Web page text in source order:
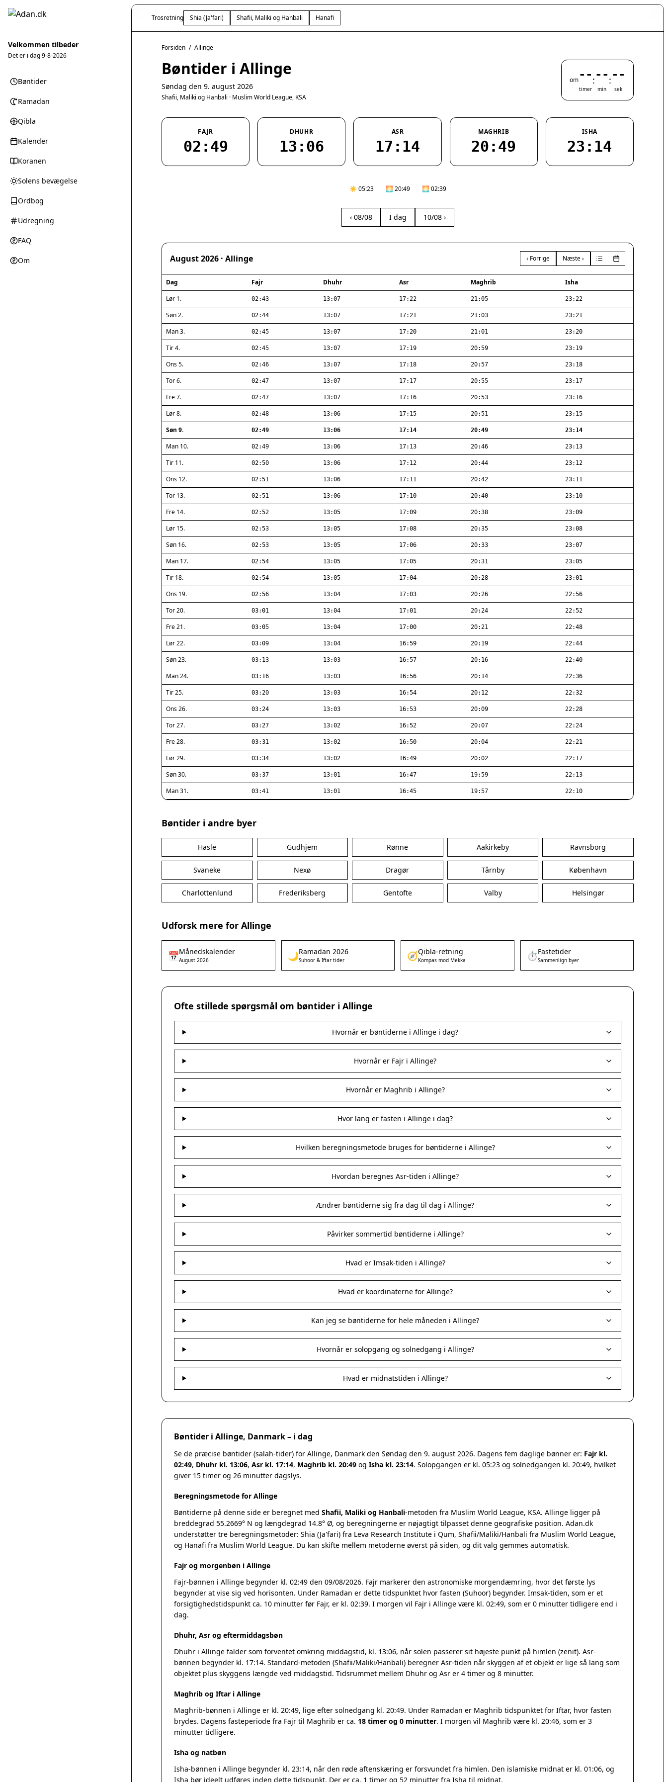
Velkommen tilbeder
Det er i dag9-8-2026
Bøntider
Ramadan
Qibla
Kalender
Koranen
Solens bevægelse
Ordbog
Udregning
FAQ
Om
Trosretning Shia (Ja'fari) Shafii, Maliki og Hanbali Hanafi
Forsiden / Allinge
Bøntider i Allinge
Søndag den 9. august 2026
Shafii, Maliki og Hanbali · Muslim World League, KSA
om--
timer
:--
min
:--
sek
FAJR
02:49
DHUHR
13:06
ASR
17:14
MAGHRIB
20:49
ISHA
23:14
☀️ 05:23 🌅 20:49 🌅 02:39
‹ 08/08 I dag 10/08 ›
August 2026 · Allinge ‹ Forrige Næste ›
Dag Fajr Dhuhr Asr Maghrib
Isha
Lør 1.
02:43 13:07 17:22 21:05 23:22
Søn 2. 02:44 13:07 17:21 21:03 23:21
Man 3. 02:45 13:07 17:20 21:01 23:20
Tir 4. 02:45 13:07 17:19 20:59 23:19
Ons 5. 02:46 13:07 17:18 20:57 23:18
Tor 6. 02:47 13:07 17:17 20:55 23:17
Fre 7. 02:47 13:07 17:16 20:53 23:16
Lør 8. 02:48 13:06 17:15 20:51 23:15
Søn 9. 02:49 13:06 17:14 20:49 23:14
Man 10. 02:49 13:06 17:13 20:46 23:13
Tir 11. 02:50 13:06 17:12 20:44 23:12
Ons 12. 02:51 13:06 17:11 20:42 23:11
Tor 13. 02:51 13:06 17:10 20:40 23:10
Fre 14. 02:52 13:05 17:09 20:38 23:09
Lør 15. 02:53 13:05 17:08 20:35 23:08
Søn 16. 02:53 13:05 17:06 20:33 23:07
Man 17. 02:54 13:05 17:05 20:31 23:05
Tir 18. 02:54 13:05 17:04 20:28 23:01
Ons 19. 02:56 13:04 17:03 20:26 22:56
Tor 20. 03:01 13:04 17:01 20:24 22:52
Fre 21. 03:05 13:04 17:00 20:21 22:48
Lør 22. 03:09 13:04 16:59 20:19 22:44
Søn 23. 03:13 13:03 16:57 20:16 22:40
Man 24. 03:16 13:03 16:56 20:14 22:36
Tir 25. 03:20 13:03 16:54 20:12 22:32
Ons 26. 03:24 13:03 16:53 20:09 22:28
Tor 27. 03:27 13:02 16:52 20:07 22:24
Fre 28. 03:31 13:02 16:50 20:04 22:21
Lør 29. 03:34 13:02 16:49 20:02 22:17
Søn 30. 03:37 13:01 16:47 19:59 22:13
Man 31. 03:41 13:01 16:45 19:57 22:10
Bøntider i andre byer
Hasle Gudhjem Rønne Aakirkeby Ravnsborg
Svaneke Nexø Dragør Tårnby København
Charlottenlund Frederiksberg Gentofte Valby Helsingør
Udforsk mere for Allinge
📅Månedskalender
August 2026 🌙Ramadan 2026
Suhoor & Iftar tider 🧭Qibla-retning
Kompas mod Mekka ⏱️Fastetider
Sammenlign byer
Ofte stillede spørgsmål om bøntider i Allinge
Hvornår er bøntiderne i Allinge i dag?
Hvornår er Fajr i Allinge?
Hvornår er Maghrib i Allinge?
Hvor lang er fasten i Allinge i dag?
Hvilken beregningsmetode bruges for bøntiderne i Allinge?
Hvordan beregnes Asr-tiden i Allinge?
Ændrer bøntiderne sig fra dag til dag i Allinge?
Påvirker sommertid bøntiderne i Allinge?
Hvad er Imsak-tiden i Allinge?
Hvad er koordinaterne for Allinge?
Kan jeg se bøntiderne for hele måneden i Allinge?
Hvornår er solopgang og solnedgang i Allinge?
Hvad er midnatstiden i Allinge?
Bøntider i Allinge, Danmark – i dag
Se de præcise bøntider (salah-tider) for Allinge, Danmark den Søndag den 9. august 2026. Dagens fem daglige bønner er: Fajr kl.
02:49, Dhuhr kl. 13:06, Asr kl. 17:14, Maghrib kl. 20:49 og Isha kl. 23:14. Solopgangen er kl. 05:23 og solnedgangen kl. 20:49, hvilket
giver 15 timer og 26 minutter dagslys.
Beregningsmetode for Allinge
Bøntiderne på denne side er beregnet med Shafii, Maliki og Hanbali-metoden fra Muslim World League, KSA. Allinge ligger på
breddegrad 55.2669° N og længdegrad 14.8° Ø, og beregningerne er nøjagtigt tilpasset denne geografiske position. Adan.dk
understøtter tre beregningsmetoder: Shia (Ja'fari) fra Leva Research Institute i Qum, Shafii/Maliki/Hanbali fra Muslim World League,
og Hanafi fra Muslim World League. Du kan skifte mellem metoderne øverst på siden, og dit valg gemmes automatisk.
Fajr og morgenbøn i Allinge
Fajr-bønnen i Allinge begynder kl. 02:49 den 09/08/2026. Fajr markerer den astronomiske morgendæmring, hvor det første lys
begynder at vise sig ved horisonten. Under Ramadan er dette tidspunktet hvor fasten (Suhoor) begynder. Imsak-tiden, som er et
forsigtighedstidspunkt ca. 10 minutter før Fajr, er kl. 02:39. I morgen vil Fajr i Allinge være kl. 02:49, som er 0 minutter tidligere end i
dag.
Dhuhr, Asr og eftermiddagsbøn
Dhuhr i Allinge falder som forventet omkring middagstid, kl. 13:06, når solen passerer sit højeste punkt på himlen (zenit). Asr-
bønnen begynder kl. 17:14. Standard-metoden (Shafii/Maliki/Hanbali) beregner Asr-tiden når skyggen af et objekt er lige så lang som
objektet plus skyggens længde ved middagstid. Tidsrummet mellem Dhuhr og Asr er 4 timer og 8 minutter.
Maghrib og Iftar i Allinge
Maghrib-bønnen i Allinge er kl. 20:49, lige efter solnedgang kl. 20:49. Under Ramadan er Maghrib tidspunktet for Iftar, hvor fasten
brydes. Dagens fasteperiode fra Fajr til Maghrib er ca. 18 timer og 0 minutter. I morgen vil Maghrib være kl. 20:46, som er 3
minutter tidligere.
Isha og natbøn
Isha-bønnen i Allinge begynder kl. 23:14, når den røde aftenskæring er forsvundet fra himlen. Den islamiske midnat er kl. 01:06, og
Isha bør ideelt udføres inden dette tidspunkt. Der er ca. 1 timer og 52 minutter fra Isha til midnat.